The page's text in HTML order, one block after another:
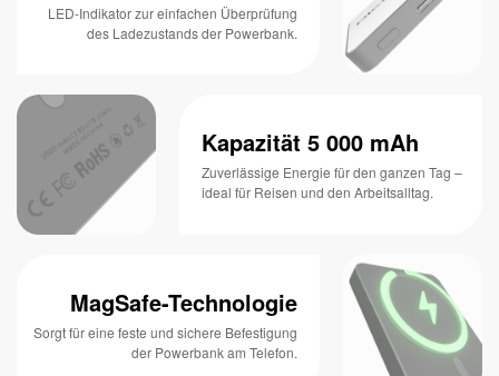
LED-Indikator zur einfachen Überprüfung
des Ladezustands der Powerbank.
Kapazität 5 000 mAh
Zuverlässige Energie für den ganzen Tag –
ideal für Reisen und den Arbeitsalltag.
MagSafe-Technologie
Sorgt für eine feste und sichere Befestigung
der Powerbank am Telefon.